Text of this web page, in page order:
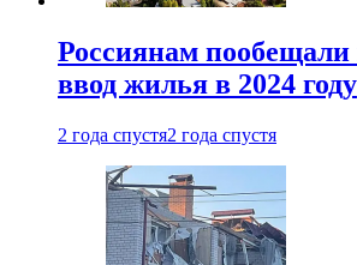
Россиянам
ввод жилья в 2024 году
2 года спустя2 года спустя